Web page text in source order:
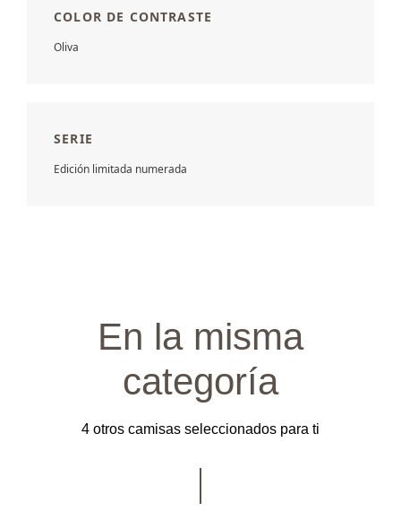
COLOR DE CONTRASTE
Oliva
SERIE
Edición limitada numerada
En la misma
categoría
4 otros camisas seleccionados para ti